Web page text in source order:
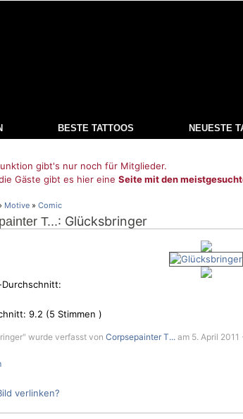
BESTE TATTOOS NEUESTE
gibt's nur noch für Mitglieder.
Gäste gibt es hier eine Seite mit den
Motive » Comic
T...: Glücksbringer
9.2 (5 Stimmen )
wurde verfasst von Corpsepainter T... am 5. April
verlinken?